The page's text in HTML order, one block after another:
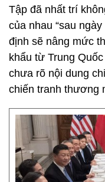
Tập đã nhất trí
của nhau “sau
định sẽ nâng mức
khẩu từ Trung
chưa rõ nội dung
chiến tranh thương